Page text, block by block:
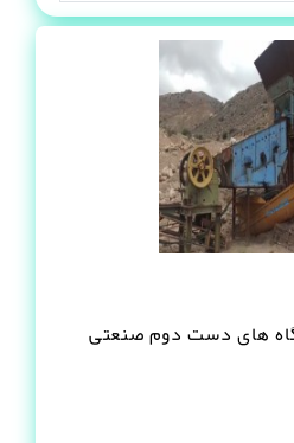
های دست دوم صنعتی